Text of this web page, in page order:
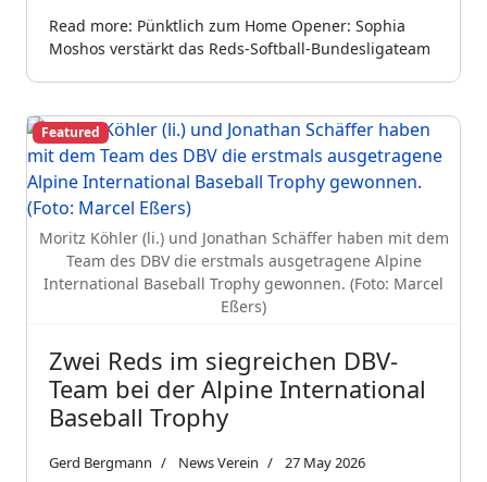
Read more: Pünktlich zum Home Opener: Sophia
Moshos verstärkt das Reds-Softball-Bundesligateam
Moritz Köhler (li.) und Jonathan Schäffer haben mit dem
Team des DBV die erstmals ausgetragene Alpine
International Baseball Trophy gewonnen. (Foto: Marcel
Eßers)
Featured
Zwei Reds im siegreichen DBV-
Team bei der Alpine International
Baseball Trophy
Gerd Bergmann News Verein 27 May 2026